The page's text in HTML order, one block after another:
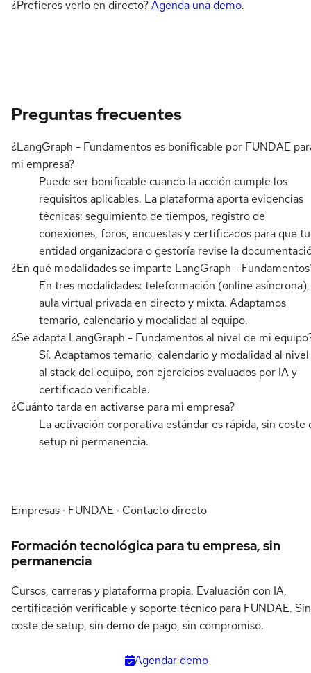
¿Prefieres verlo en directo?Agenda una demo.
Preguntas frecuentes
¿LangGraph - Fundamentos es bonificable por FUNDAE
mi empresa?
Puede ser bonificable cuando la acción cumple los
requisitos aplicables. La plataforma aporta evidencias
técnicas: seguimiento de tiempos, registro de
conexiones, foros, encuestas y certificados para que tu
entidad organizadora o gestoría revise la
¿En qué modalidades se imparte LangGraph -
En tres modalidades: teleformación (online asíncrona),
aula virtual privada en directo y mixta. Adaptamos
temario, calendario y modalidad al equipo.
¿Se adapta LangGraph - Fundamentos al nivel de mi
Sí. Adaptamos temario, calendario y modalidad al
al stack del equipo, con ejercicios evaluados por IA y
certificado verificable.
¿Cuánto tarda en activarse para mi empresa?
La activación corporativa estándar es rápida, sin coste
setup ni permanencia.
Empresas · FUNDAE · Contacto directo
Formación tecnológica para tu empresa, sin
permanencia
Cursos, carreras y plataforma propia. Evaluación con IA,
certificación verificable y soporte técnico para FUNDAE. Sin
coste de setup, sin demo de pago, sin compromiso.
Agendar demo